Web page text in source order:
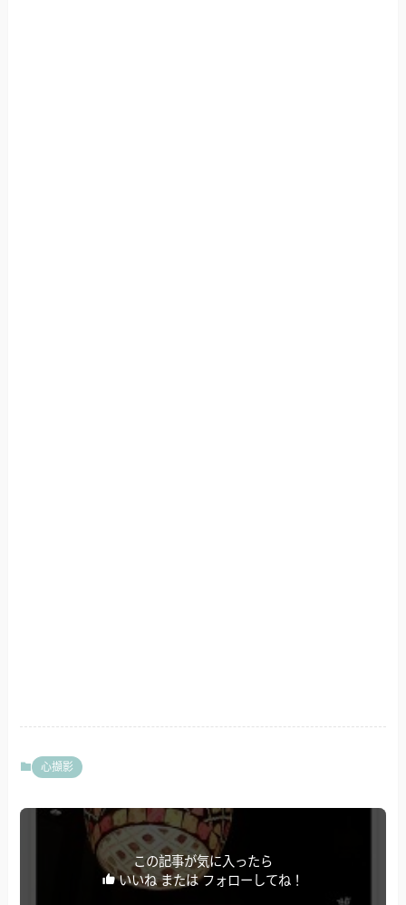
心擷影
この記事が気に入ったら
いいね または フォローしてね！